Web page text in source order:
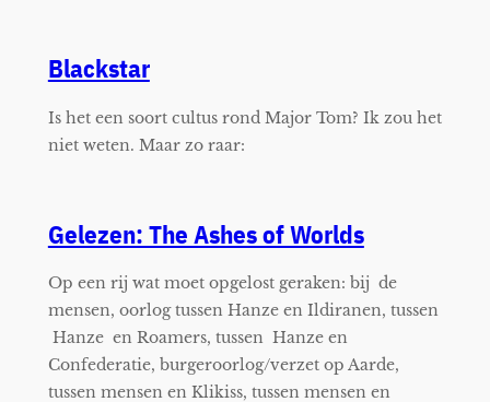
Blackstar
Is het een soort cultus rond Major Tom? Ik zou het
niet weten. Maar zo raar:
Gelezen: The Ashes of Worlds
Op een rij wat moet opgelost geraken: bij de
mensen, oorlog tussen Hanze en Ildiranen, tussen
Hanze en Roamers, tussen Hanze en
Confederatie, burgeroorlog/verzet op Aarde,
tussen mensen en Klikiss, tussen mensen en